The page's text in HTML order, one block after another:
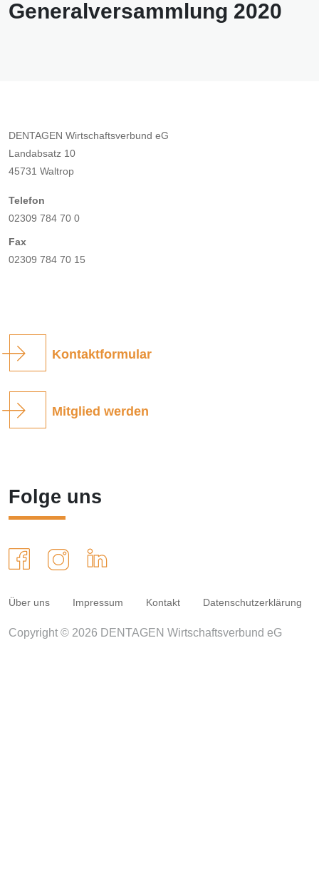
Generalversammlung 2020
DENTAGEN Wirtschaftsverbund eG
Landabsatz 10
45731 Waltrop
Telefon
02309 784 70 0
Fax
02309 784 70 15
Kontaktformular
Mitglied werden
Folge uns
Über uns Impressum Kontakt Datenschutzerklärung
Copyright © 2026 DENTAGEN Wirtschaftsverbund eG